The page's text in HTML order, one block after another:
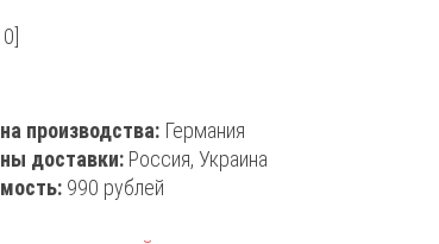
0
производства:Германия
доставки:Россия, Украина
990 рублей